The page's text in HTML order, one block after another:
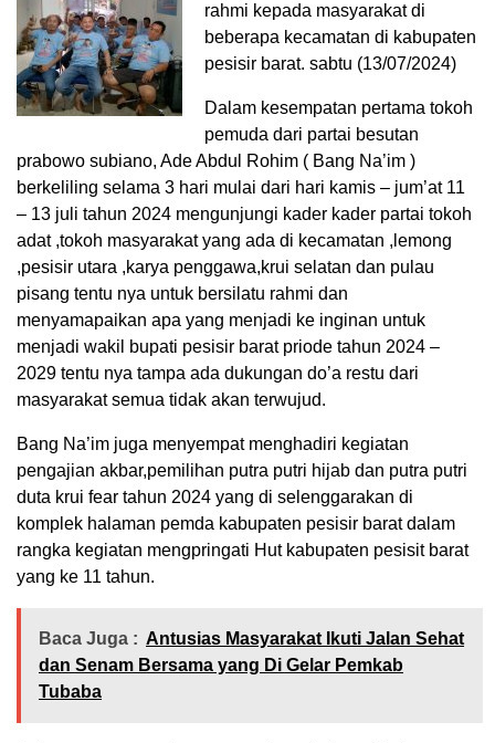
rahmi kepada masyarakat di
beberapa kecamatan di kabupaten
pesisir barat. sabtu (13/07/2024)
Dalam kesempatan pertama tokoh
pemuda dari partai besutan
prabowo subiano, Ade Abdul Rohim ( Bang Na’im )
berkeliling selama 3 hari mulai dari hari kamis – jum’at 11
– 13 juli tahun 2024 mengunjungi kader kader partai tokoh
adat ,tokoh masyarakat yang ada di kecamatan ,lemong
,pesisir utara ,karya penggawa,krui selatan dan pulau
pisang tentu nya untuk bersilatu rahmi dan
menyamapaikan apa yang menjadi ke inginan untuk
menjadi wakil bupati pesisir barat priode tahun 2024 –
2029 tentu nya tampa ada dukungan do’a restu dari
masyarakat semua tidak akan terwujud.
Bang Na’im juga menyempat menghadiri kegiatan
pengajian akbar,pemilihan putra putri hijab dan putra putri
duta krui fear tahun 2024 yang di selenggarakan di
komplek halaman pemda kabupaten pesisir barat dalam
rangka kegiatan mengpringati Hut kabupaten pesisit barat
yang ke 11 tahun.
Baca Juga : Antusias Masyarakat Ikuti Jalan Sehat
dan Senam Bersama yang Di Gelar Pemkab
Tubaba